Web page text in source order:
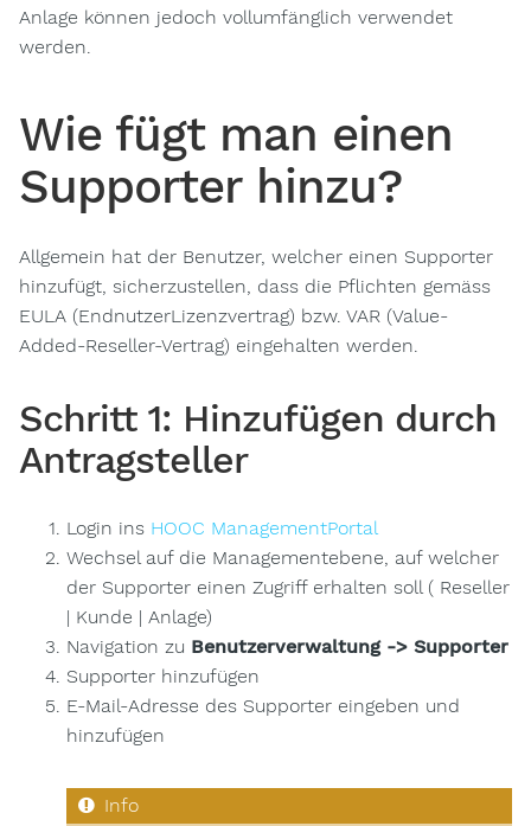
Anlage können jedoch vollumfänglich verwendet
werden.
Wie fügt man einen
Supporter hinzu?
Allgemein hat der Benutzer, welcher einen Supporter
hinzufügt, sicherzustellen, dass die Pflichten gemäss
EULA (EndnutzerLizenzvertrag) bzw. VAR (Value-
Added-Reseller-Vertrag) eingehalten werden.
Schritt 1: Hinzufügen durch
Antragsteller
Login ins HOOC ManagementPortal
Wechsel auf die Managementebene, auf welcher
der Supporter einen Zugriff erhalten soll ( Reseller
| Kunde | Anlage)
Navigation zu Benutzerverwaltung -> Supporter
Supporter hinzufügen
E-Mail-Adresse des Supporter eingeben und
hinzufügen